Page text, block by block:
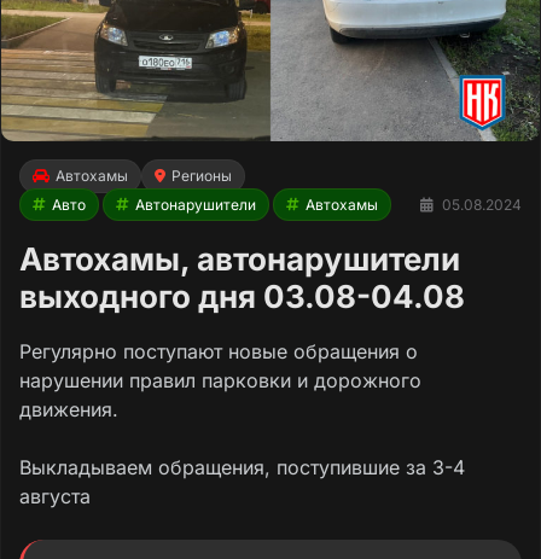
Автохамы
Регионы
Авто
Автонарушители Автохамы 05.08.2024
Автохамы, автонарушители
выходного дня 03.08-04.08
Регулярно поступают новые обращения о
нарушении правил парковки и дорожного
движения.
Выкладываем обращения, поступившие за 3-4
августа